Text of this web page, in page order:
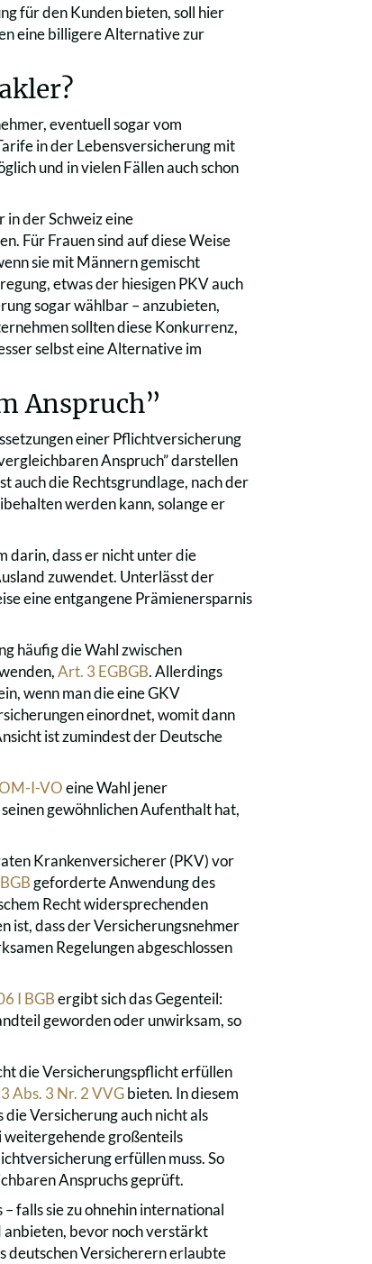
für den Kunden bieten, soll hier
eine billigere Alternative zur
eventuell sogar vom
in der Lebensversicherung mit
und in vielen Fällen auch schon
in der Schweiz eine
Für Frauen sind auf diese Weise
sie mit Männern gemischt
etwas der hiesigen PKV auch
sogar wählbar – anzubieten,
sollten diese Konkurrenz,
selbst eine Alternative im
Anspruch”
einer Pflichtversicherung
Anspruch” darstellen
auch die Rechtsgrundlage, nach der
werden kann, solange er
darin, dass er nicht unter die
zuwendet. Unterlässt der
eine entgangene Prämienersparnis
häufig die Wahl zwischen
Art. 3 EGBGB. Allerdings
wenn man die eine GKV
einordnet, womit dann
ist zumindest der Deutsche
I-VOeine Wahl jener
gewöhnlichen Aufenthalt hat,
Krankenversicherer (PKV) vor
geforderte Anwendung des
Recht widersprechenden
ist, dass der Versicherungsnehmer
Regelungen abgeschlossen
I BGBergibt sich das Gegenteil:
geworden oder unwirksam, so
die Versicherungspflicht erfüllen
Abs. 3 Nr. 2 VVGbieten. In diesem
die Versicherung auch nicht als
weitergehende großenteils
erfüllen muss. So
Anspruchs geprüft.
falls sie zu ohnehin international
anbieten, bevor noch verstärkt
deutschen Versicherern erlaubte